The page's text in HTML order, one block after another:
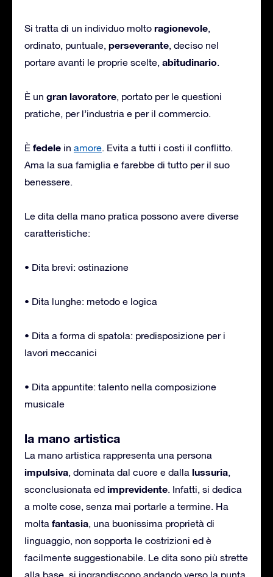
Si tratta di un individuo molto ragionevole,
ordinato, puntuale, perseverante, deciso nel
portare avanti le proprie scelte, abitudinario.
È un gran lavoratore, portato per le questioni
pratiche, per l’industria e per il commercio.
È fedele in amore. Evita a tutti i costi il conflitto.
Ama la sua famiglia e farebbe di tutto per il suo
benessere.
Le dita della mano pratica possono avere diverse
caratteristiche:
• Dita brevi: ostinazione
• Dita lunghe: metodo e logica
• Dita a forma di spatola: predisposizione per i
lavori meccanici
• Dita appuntite: talento nella composizione
musicale
la mano artistica
La mano artistica rappresenta una persona
impulsiva, dominata dal cuore e dalla lussuria,
sconclusionata ed imprevidente. Infatti, si dedica
a molte cose, senza mai portarle a termine. Ha
molta fantasia, una buonissima proprietà di
linguaggio, non sopporta le costrizioni ed è
facilmente suggestionabile. Le dita sono più strette
alla base, si ingrandiscono andando verso la punta.